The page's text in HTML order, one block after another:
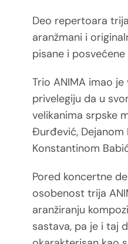
Deo repertoara
aranžmani i
pisane i
Trio ANIMA imao
privelegiju da u
velikanima srpske
Đurđević, Dejanom
Konstantinom
Pored koncertne
osobenost trija
aranžiranju
sastava, pa je i taj